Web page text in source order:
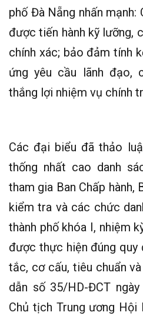
phố Đà Nẵng nhấn mạnh:
được tiến hành kỹ lưỡng,
chính xác; bảo đảm tính
ứng yêu cầu lãnh đạo,
thắng lợi nhiệm vụ chính
Các đại biểu đã thảo
thống nhất cao danh
tham gia Ban Chấp hành,
kiểm tra và các chức
thành phố khóa I, nhiệm
được thực hiện đúng quy
tắc, cơ cấu, tiêu chuẩn
dẫn số 35/HD-ĐCT
Chủ tịch Trung ương